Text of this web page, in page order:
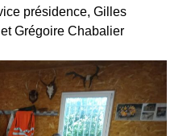
présidence, Gilles
Grégoire Chabalier